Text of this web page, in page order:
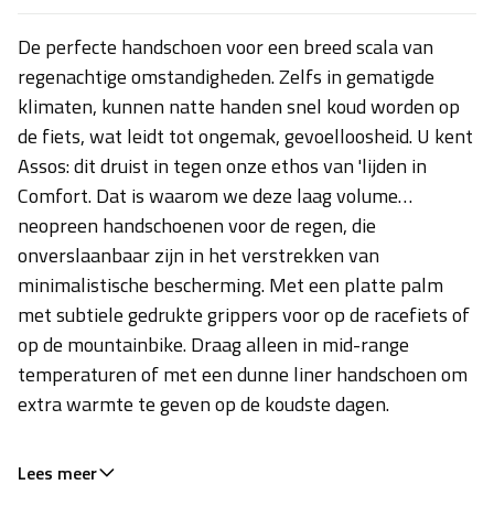
De perfecte handschoen voor een breed scala van
regenachtige omstandigheden. Zelfs in gematigde
klimaten, kunnen natte handen snel koud worden op
de fiets, wat leidt tot ongemak, gevoelloosheid. U kent
Assos: dit druist in tegen onze ethos van 'lijden in
Comfort. Dat is waarom we deze laag volume
neopreen handschoenen voor de regen, die
onverslaanbaar zijn in het verstrekken van
minimalistische bescherming. Met een platte palm
met subtiele gedrukte grippers voor op de racefiets of
op de mountainbike. Draag alleen in mid-range
temperaturen of met een dunne liner handschoen om
extra warmte te geven op de koudste dagen.
Lees meer